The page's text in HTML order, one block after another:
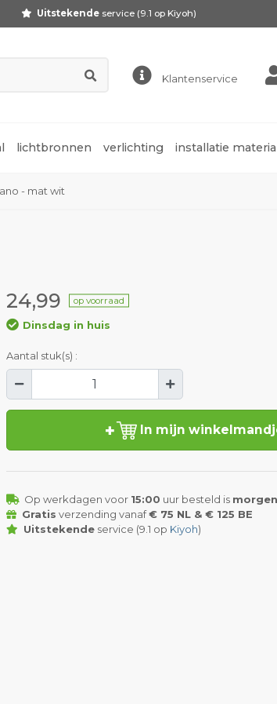
Uitstekendeservice (9.1 op Kiyoh)
Klantenservice
lichtbronnen verlichting installatie
- mat wit
24,99 op voorraad
Dinsdag in huis
Aantal stuk(s) :
In mijn
Op werkdagen voor 15:00 uur besteld is
Gratis verzending vanaf€ 75 NL & € 125 BE
Uitstekendeservice (9.1 op Kiyoh)